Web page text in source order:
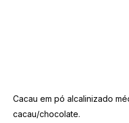
Cacau em pó alcalinizado
cacau/chocolate.